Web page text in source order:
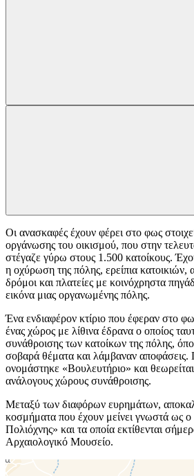
Οι ανασκαφές έχουν φέρει στο φως
οργάνωσης του οικισμού, που στην
στέγαζε γύρω στους 1.500 κατοίκους.
η οχύρωση της πόλης, ερείπια κατοικιών,
δρόμοι και πλατείες με κοινόχρηστα
εικόνα μιας οργανωμένης πόλης.
Ένα ενδιαφέρον κτίριο που έφεραν στο
ένας χώρος με λίθινα έδρανα ο οποίος
συνάθροισης των κατοίκων της πόλης,
σοβαρά θέματα και λάμβαναν αποφάσεις.
ονομάστηκε «Βουλευτήριο» και
ανάλογους χώρους συνάθροισης.
Μεταξύ των διαφόρων ευρημάτων,
κοσμήματα που έχουν μείνει γνωστά ως
Πολιόχνης» και τα οποία εκτίθενται
Αρχαιολογικό Μουσείο.
＋